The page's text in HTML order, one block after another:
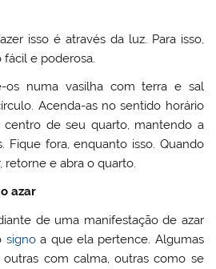
isso é através da luz. Para isso,
fácil e poderosa.
os numa vasilha com terra e sal
Acenda-as no sentido horário
de seu quarto, mantendo a
Fique fora, enquanto isso. Quando
e abra o quarto.
azar
de uma manifestação de azar
signoa que ela pertence. Algumas
com calma, outras como se